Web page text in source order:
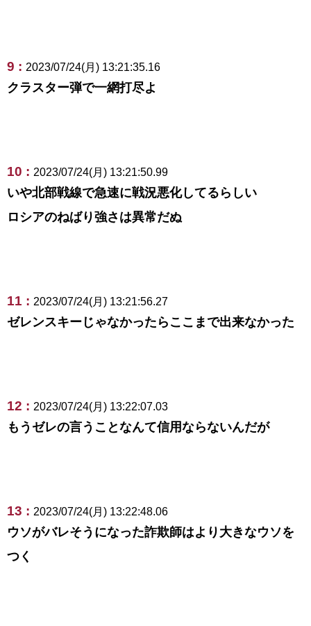
9 : 2023/07/24(月) 13:21:35.16
クラスター弾で一網打尽よ
10 : 2023/07/24(月) 13:21:50.99
いや北部戦線で急速に戦況悪化してるらしい
ロシアのねばり強さは異常だぬ
11 : 2023/07/24(月) 13:21:56.27
ゼレンスキーじゃなかったらここまで出来なかった
12 : 2023/07/24(月) 13:22:07.03
もうゼレの言うことなんて信用ならないんだが
13 : 2023/07/24(月) 13:22:48.06
ウソがバレそうになった詐欺師はより大きなウソを
つく